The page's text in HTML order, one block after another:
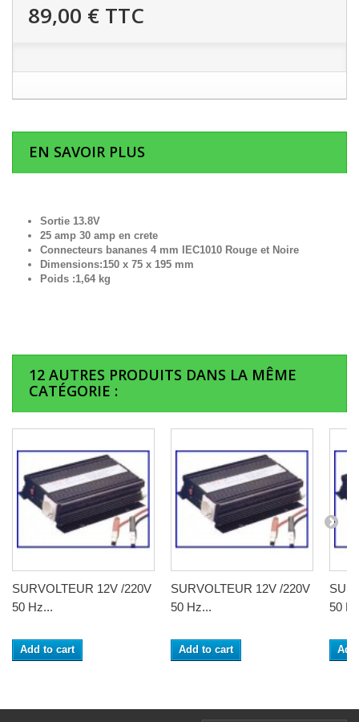
89,00 € TTC
EN SAVOIR PLUS
Sortie 13.8V
25 amp 30 amp en crete
Connecteurs bananes 4 mm IEC1010 Rouge et Noire
Dimensions:150 x 75 x 195 mm
Poids :1,64 kg
12 AUTRES PRODUITS DANS LA MÊME
CATÉGORIE :
SURVOLTEUR 12V /220V
50 Hz...
Add to cart
SURVOLTEUR 12V /220V
50 Hz...
Add to cart
50